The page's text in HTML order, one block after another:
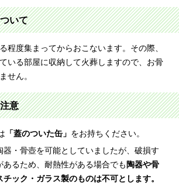
いて
程度集まってからおこないます。その際、
いる部屋に収納して火葬しますので、お骨
せん。
意
「蓋のついた缶」 をお持ちください。
器・骨壺を可能としていましたが、破損す
あるため、耐熱性がある場合でも 陶器や骨
チック・ガラス製のものは不可とします。